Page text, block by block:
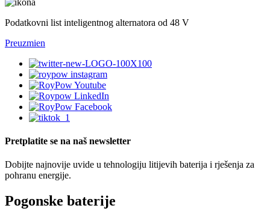
Podatkovni list inteligentnog alternatora od 48 V
Preuzmien
Pretplatite se na naš newsletter
Dobijte najnovije uvide u tehnologiju litijevih baterija i rješenja za
pohranu energije.
Pogonske baterije